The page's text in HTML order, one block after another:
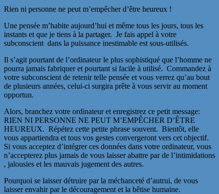
Rien ni personne ne peut m’empêcher d’être heureux !
Une pensée m’habite aujourd’hui et même tous les jours, tous les
instants et que je tiens à la partager. Je fais appel à votre
subconscient dans la puissance inestimable est sous-utilisés.
Il s’agit pourtant de l’ordinateur le plus sophistiqué que l’homme ne
pourra jamais fabriquer et pourtant si facile à utilisé. Commandez à
votre subconscient de retenir telle pensée et vous verrez qu’au bout
de plusieurs années, celui-ci surgira prête à vous servir au moment
opportun.
Alors, branchez votre ordinateur et enregistrez ce petit message:
RIEN NI PERSONNE NE PEUT M’EMPÊCHER D’ÊTRE
HEUREUX. Répétez cette petite phrase souvent. Bientôt, elle
vous appartiendra et tous vos gestes convergeront vers cet objectif.
Si vous acceptez d’intégrer ces données dans votre ordinateur, vous
n’accepterez plus jamais de vous laisser abattre par de l’intimidations
, jalousies et les mauvais jugement des autres.
Pourquoi se laisser détruire par la méchanceté d’autrui, de vous
laisser envahir par le découragement et la bêtise humaine.